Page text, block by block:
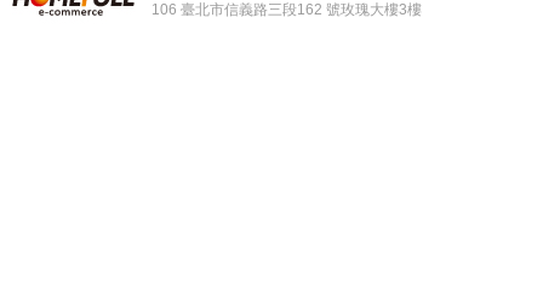
106 臺北市信義路三段162 號玫瑰大樓3樓